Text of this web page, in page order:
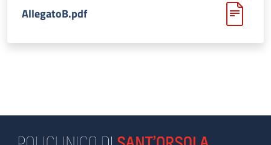
AllegatoB.pdf